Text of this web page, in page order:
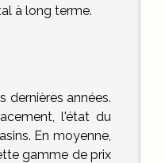
à long terme.
dernières années.
l'état du
En moyenne,
gamme de prix